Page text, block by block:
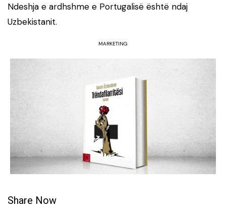
Ndeshja e ardhshme e Portugalisë është ndaj
Uzbekistanit.
MARKETING
Share Now